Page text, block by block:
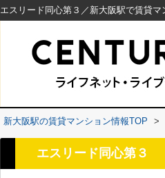
新大阪駅の賃貸マンション情報TOP >
エスリード同心第３